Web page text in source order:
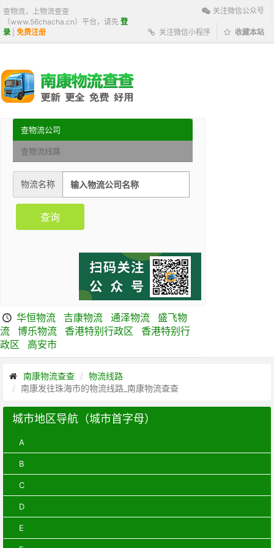
查物流，上物流查查
（www.56chacha.cn）平台，请先 登
录
免费注册
关注微信公众号
关注微信小程序 收藏本站
查物流公司
查物流线路
物流名称
华恒物流 吉康物流 通泽物流
盛飞物
流
博乐物流 香港特别行政区
香港特别行
政区
高安市
南康物流查查
物流线路
南康发往珠海市的物流线路_南康物流查查
城市地区导航（城市首字母）
A
B
C
D
E